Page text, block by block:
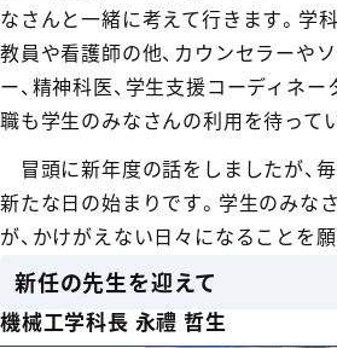
なさんと一緒に考えて行きます。学
教員や看護師の他、カウンセラーや
ー、精神科医、学生支援コーディネー
職も学生のみなさんの利用を待って
冒頭に新年度の話をしましたが、
新たな日の始まりです。学生のみな
が、かけがえない日々になることを願
新任の先生を迎えて
機械工学科長 永禮 哲生